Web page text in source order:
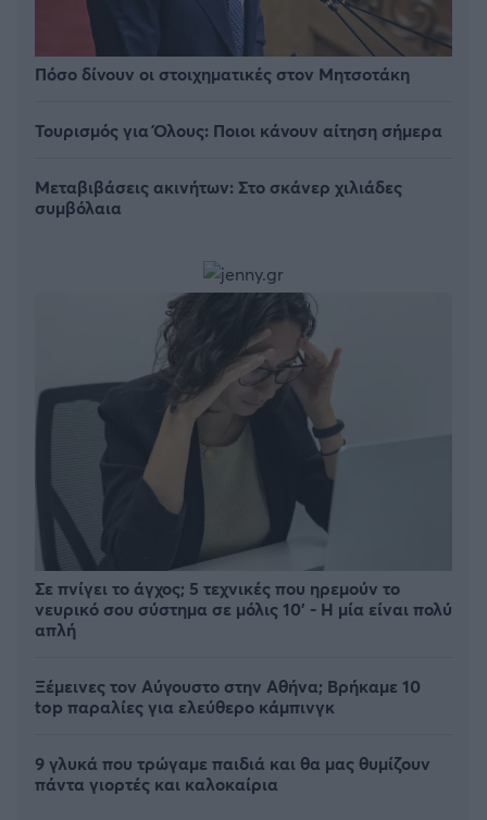
Πόσο δίνουν οι στοιχηματικές στον Μητσοτάκη
Τουρισμός για Όλους: Ποιοι κάνουν αίτηση σήμερα
Μεταβιβάσεις ακινήτων: Στο σκάνερ χιλιάδες
συμβόλαια
Σε πνίγει το άγχος; 5 τεχνικές που ηρεμούν το
νευρικό σου σύστημα σε μόλις 10' - Η μία είναι πολύ
απλή
Ξέμεινες τον Αύγουστο στην Αθήνα; Βρήκαμε 10
top παραλίες για ελεύθερο κάμπινγκ
9 γλυκά που τρώγαμε παιδιά και θα μας θυμίζουν
πάντα γιορτές και καλοκαίρια